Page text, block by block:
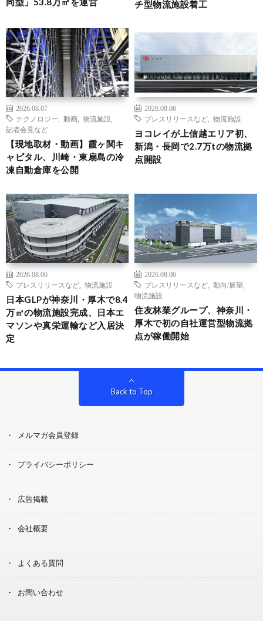
チ型物流施設着工
2026.08.07
テクノロジー
動画 物流施設
記者会見など
【現地取材・動画】霞ヶ関キ
ャピタル、川崎・東扇島の冷
凍自動倉庫を公開
2026.08.06
プレスリリースなど
物流施設
ヨコレイが上信越エリア初、
新潟・長岡で2.7万tの物流拠
点開設
2026.08.06
プレスリリースなど
物流施設
日本GLPが神奈川・厚木で8.4
万㎡の物流施設完成、日本エ
マソンや真栄運輸など入居決
定
2026.08.06
プレスリリースなど
動向/展望
物流施設
住友林業グループ、神奈川・
厚木で初の自社運営型物流拠
点が稼働開始
Back to Top
メルマガ会員登録
プライバシーポリシー
広告掲載
会社概要
よくある質問
お問い合わせ